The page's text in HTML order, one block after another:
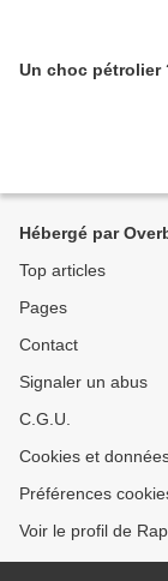
Un choc pétrolier
Hébergé par
Top articles
Pages
Contact
Signaler un abus
C.G.U.
Cookies et
Préférences
Voir le profil de